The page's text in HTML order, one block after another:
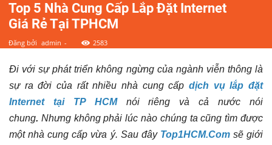
HCM
địa
Top 5 Nhà Cung Cấp Lắp Đặt Internet
Giá Rẻ Tại TPHCM
Đăng bởi admin - 2583
Đi với sự phát triển không ngừng của ngành viễn thông là
sự ra đời của rất nhiều nhà cung cấp dịch vụ lắp đặt
Internet tại TP HCMnói riêng và cả nước nói
chung. Nhưng không phải lúc nào chúng ta cũng tìm được
một nhà cung cấp vừa ý. Sau đây Top1HCM.Comsẽ giới